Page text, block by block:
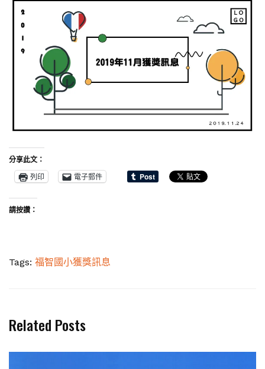
分享此文：
列印
電子郵件
請按讚：
Tags: 福智國小獲獎訊息
Related Posts